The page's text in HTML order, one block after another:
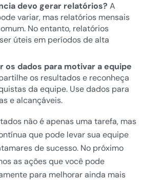
devo gerar relatórios? A
variar, mas relatórios mensais
No entanto, relatórios
úteis em períodos de alta
os dados para motivar a equipe
os resultados e reconheça
da equipe. Use dados para
e alcançáveis.
não é apenas uma tarefa, mas
que pode levar sua equipe
de sucesso. No próximo
as ações que você pode
para melhorar ainda mais